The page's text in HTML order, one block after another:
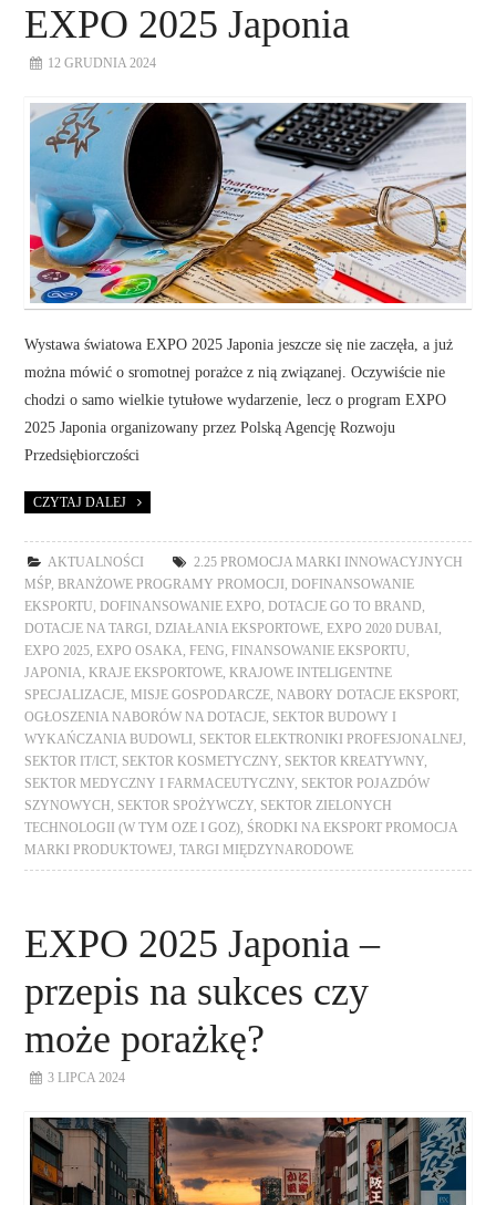
PROEXIO
EXPO 2025 Japonia
12 GRUDNIA 2024
Wystawa światowa EXPO 2025 Japonia jeszcze się nie zaczęła, a już
można mówić o sromotnej porażce z nią związanej. Oczywiście nie
chodzi o samo wielkie tytułowe wydarzenie, lecz o program EXPO
2025 Japonia organizowany przez Polską Agencję Rozwoju
Przedsiębiorczości
CZYTAJ DALEJ
AKTUALNOŚCI
2.25 PROMOCJA MARKI INNOWACYJNYCH
MŚP
BRANŻOWE PROGRAMY PROMOCJI
DOFINANSOWANIE
EKSPORTU
DOFINANSOWANIE EXPO DOTACJE GO TO BRAND
DOTACJE NA TARGI
DZIAŁANIA EKSPORTOWE EXPO 2020 DUBAI
EXPO 2025
EXPO OSAKA FENG FINANSOWANIE EKSPORTU
JAPONIA
KRAJE EKSPORTOWE
KRAJOWE INTELIGENTNE
SPECJALIZACJE
MISJE GOSPODARCZE NABORY DOTACJE EKSPORT,
OGŁOSZENIA NABORÓW NA DOTACJE SEKTOR BUDOWY I
WYKAŃCZANIA BUDOWLI
SEKTOR ELEKTRONIKI PROFESJONALNEJ
SEKTOR IT/ICT, SEKTOR KOSMETYCZNY SEKTOR KREATYWNY
SEKTOR MEDYCZNY I FARMACEUTYCZNY
SEKTOR POJAZDÓW
SZYNOWYCH
SEKTOR SPOŻYWCZY
SEKTOR ZIELONYCH
TECHNOLOGII (W TYM OZE I GOZ) ŚRODKI NA EKSPORT PROMOCJA
MARKI PRODUKTOWEJ ,TARGI MIĘDZYNARODOWE
EXPO 2025 Japonia –
przepis na sukces czy
może porażkę?
3 LIPCA 2024